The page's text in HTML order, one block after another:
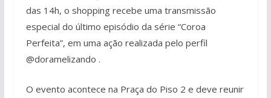
das 14h, o shopping recebe uma transmissão
especial do último episódio da série “Coroa
Perfeita”, em uma ação realizada pelo perfil
@doramelizando .
O evento acontece na Praça do Piso 2 e deve reunir